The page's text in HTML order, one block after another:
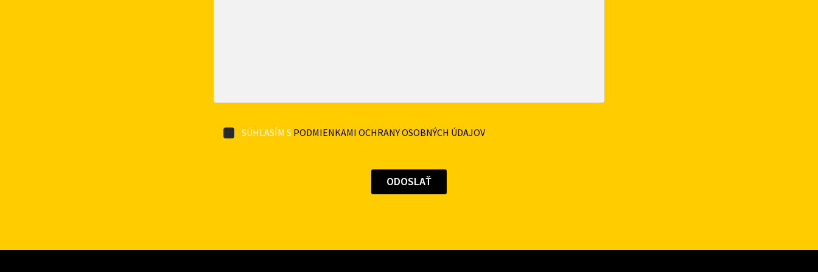
SÚHLASÍM S PODMIENKAMI OCHRANY OSOBNÝCH ÚDAJOV